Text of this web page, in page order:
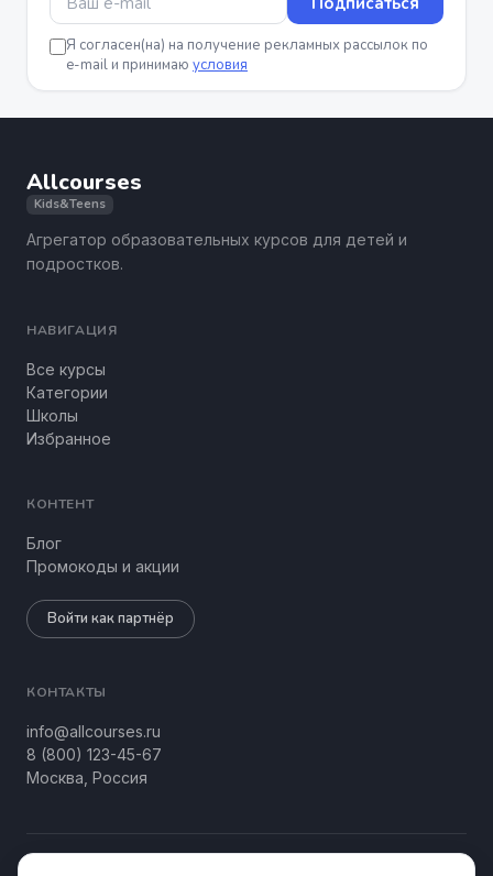
Я согласен(на) на получение рекламных рассылок по
e-mail и принимаю условия
Allcourses
Kids&Teens
Агрегатор образовательных курсов для детей и
подростков.
НАВИГАЦИЯ
Все курсы
Категории
Школы
Избранное
КОНТЕНТ
Блог
Промокоды и акции
Войти как партнёр
КОНТАКТЫ
info@allcourses.ru
8 (800) 123-45-67
Москва, Россия